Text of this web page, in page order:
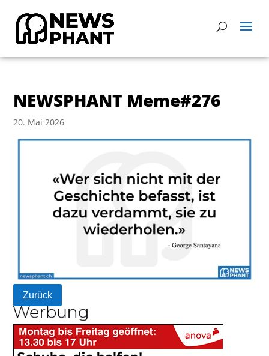
NEWSPHANT Meme#276
20. Mai 2026
Zurück